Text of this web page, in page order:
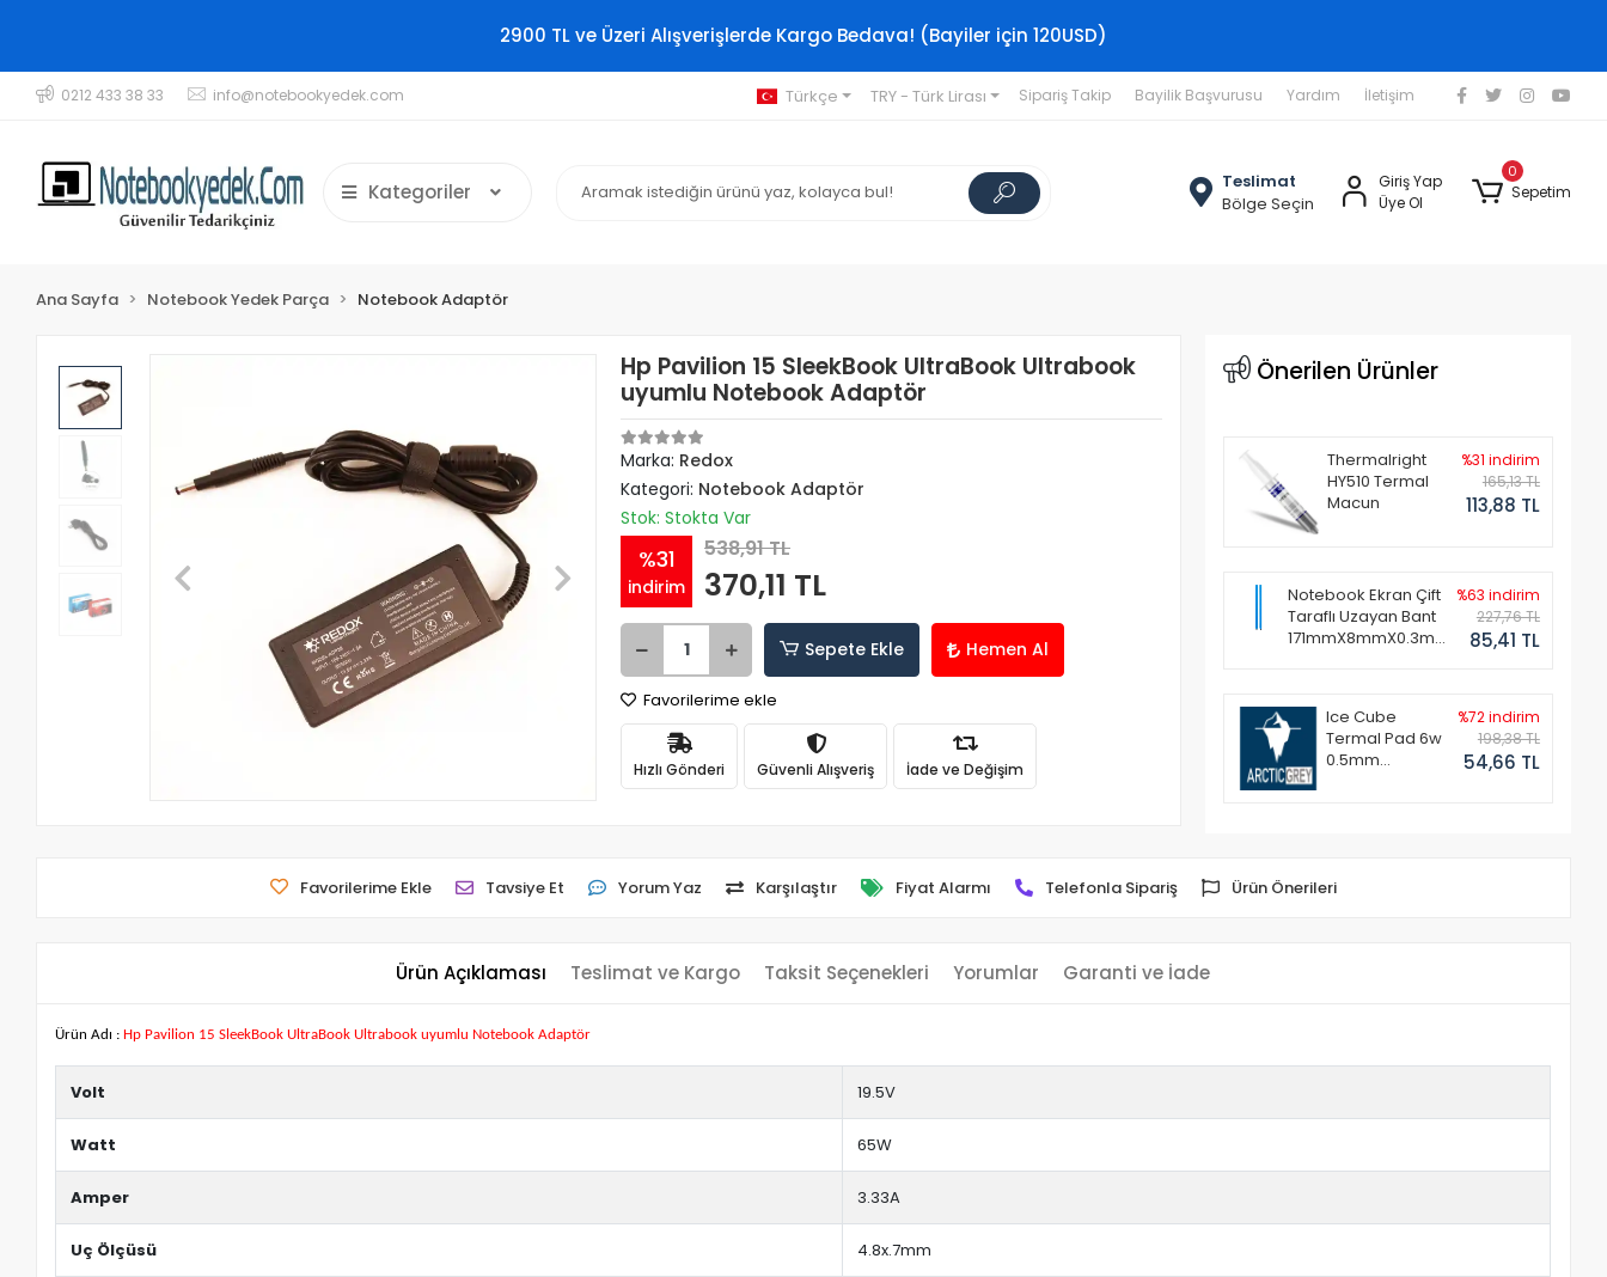
2900 TL ve Üzeri Alışverişlerde Kargo Bedava! (Bayiler için 120USD)
0212 433 38 33 info@notebookyedek.com Türkçe TRY - Türk Lirası Sipariş Takip Bayilik Başvurusu Yardım İletişim
Kategoriler
Teslimat
Bölge Seçin
Giriş Yap
Üye Ol
0
Sepetim
Ana Sayfa Notebook Yedek Parça Notebook Adaptör
Hp Pavilion 15 SleekBook UltraBook Ultrabook
uyumlu Notebook Adaptör
Marka: Redox
Kategori: Notebook Adaptör
Stok: Stokta Var
%31
indirim
538,91 TL
370,11 TL
Sepete Ekle Hemen Al
Favorilerime ekle
Hızlı Gönderi Güvenli Alışveriş İade ve Değişim
Önerilen Ürünler
Thermalright
HY510 Termal
Macun
%31 indirim
165,13 TL
113,88 TL
Notebook Ekran Çift
Taraflı Uzayan Bant
171mmX8mmX0.3mm
%63 indirim
227,76 TL
85,41 TL
Ice Cube
Termal Pad 6w
0.5mm
%72 indirim
198,38 TL
54,66 TL
Favorilerime Ekle Tavsiye Et Yorum Yaz Karşılaştır Fiyat Alarmı Telefonla Sipariş Ürün Önerileri
Ürün Açıklaması Teslimat ve Kargo Taksit Seçenekleri Yorumlar Garanti ve İade
Ürün Adı : Hp Pavilion 15 SleekBook UltraBook Ultrabook uyumlu Notebook Adaptör
Volt 19.5V
Watt 65W
Amper 3.33A
Uç Ölçüsü 4.8x.7mm